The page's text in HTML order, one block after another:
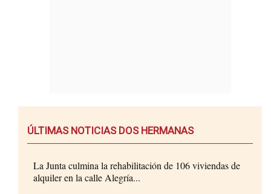
ÚLTIMAS NOTICIAS DOS HERMANAS
La Junta culmina la rehabilitación de 106 viviendas de
alquiler en la calle Alegría...